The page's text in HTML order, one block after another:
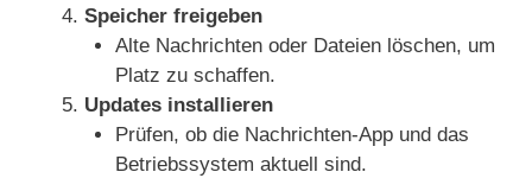
Speicher freigeben
Alte Nachrichten oder Dateien löschen, um
Platz zu schaffen.
Updates installieren
Prüfen, ob die Nachrichten‑App und das
Betriebssystem aktuell sind.